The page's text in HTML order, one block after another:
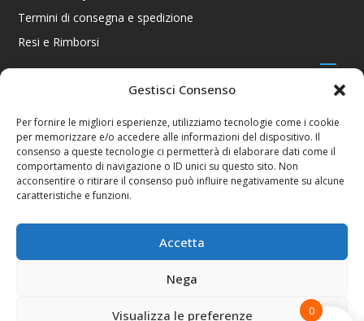
Gestisci Consenso
Per fornire le migliori esperienze, utilizziamo tecnologie come i cookie
per memorizzare e/o accedere alle informazioni del dispositivo. Il
consenso a queste tecnologie ci permetterà di elaborare dati come il
comportamento di navigazione o ID unici su questo sito. Non
acconsentire o ritirare il consenso può influire negativamente su alcune
caratteristiche e funzioni.
Accetta
Nega
Visualizza le preferenze
Termini di consegna e spedizione
Resi e Rimborsi
CONTATTI
Via R. Giuliani 70/c Rosso, 50141 Firenze FI
+39 055 4289002 / +39 392 2343100
info@consolestation.it
P.Iva 04990180483
0